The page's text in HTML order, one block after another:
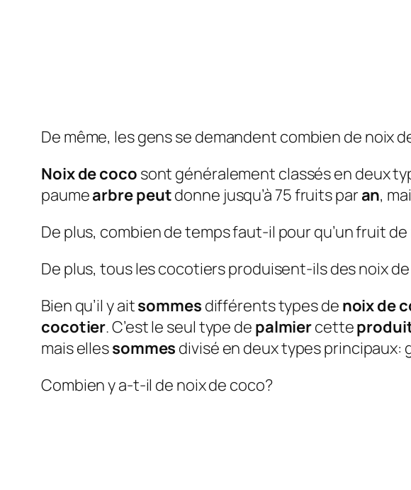
De même, les gens se demandent combien de noix
Noix de coco sont généralement classés en deux
paumearbre peutdonne jusqu’à 75 fruits paran,
De plus, combien de temps faut-il pour qu’un fruit
De plus, tous les cocotiers produisent-ils des noix
Bien qu’il y aitsommes différents types de noix de
cocotier. C’est le seul type de palmiercette
mais ellessommes divisé en deux types principaux:
Combien y a-t-il de noix de coco?